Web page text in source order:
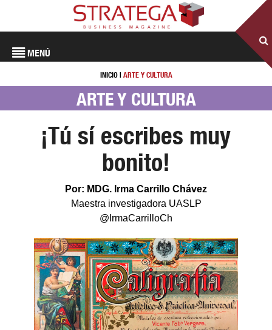
MENÚ
INICIO| ARTE Y CULTURA
ARTE Y CULTURA
¡Tú sí escribes muy
bonito!
Por: MDG. Irma Carrillo Chávez
Maestra investigadora UASLP
@IrmaCarrilloCh